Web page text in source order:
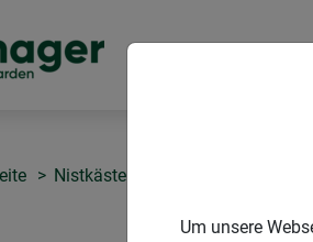
Nistkästen
Um unsere